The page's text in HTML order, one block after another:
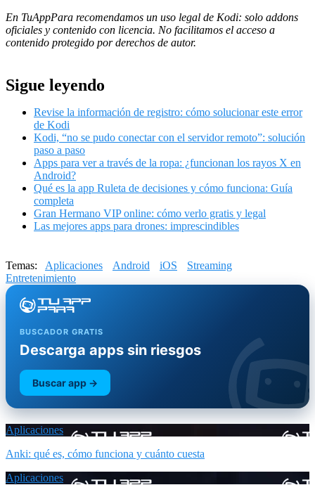
En TuAppPara recomendamos un uso legal de Kodi: solo addons
oficiales y contenido con licencia. No facilitamos el acceso a
contenido protegido por derechos de autor.
Sigue leyendo
Revise la información de registro: cómo solucionar este error
de Kodi
Kodi, “no se pudo conectar con el servidor remoto”: solución
paso a paso
Apps para ver a través de la ropa: ¿funcionan los rayos X en
Android?
Qué es la app Ruleta de decisiones y cómo funciona: Guía
completa
Gran Hermano VIP online: cómo verlo gratis y legal
Las mejores apps para drones: imprescindibles
Temas: Aplicaciones Android iOS
Streaming
Entretenimiento
BUSCADOR GRATIS
Descarga apps sin riesgos
Buscar app →
Aplicaciones
Anki: qué es, cómo funciona y cuánto cuesta
Aplicaciones